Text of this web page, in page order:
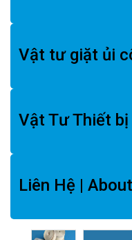
Vật tư giặt ủi
Vật Tư Thiết
Liên Hệ |